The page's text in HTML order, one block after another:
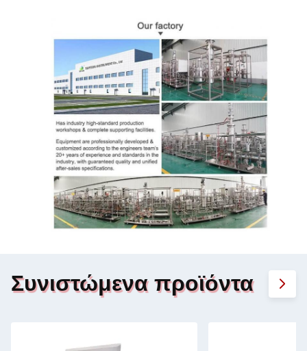
Συνιστώμενα προϊόντα